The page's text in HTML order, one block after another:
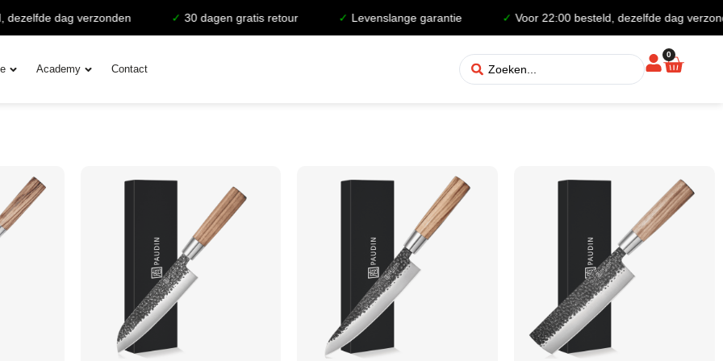
dag verzonden 30 dagen gratis retour Levenslange garantie Voor 22:00 besteld, dezelfde dag verzonden
Academy Contact
0